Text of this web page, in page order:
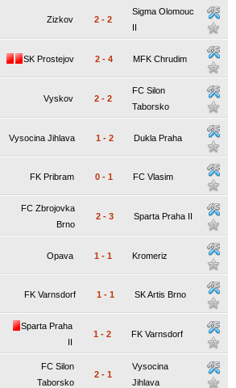
Zizkov 2 - 2
Sigma Olomouc
II
SK Prostejov 2 - 4 MFK Chrudim
Vyskov 2 - 2
FC Silon
Taborsko
Vysocina Jihlava 1 - 2 Dukla Praha
FK Pribram 0 - 1 FC Vlasim
FC Zbrojovka
Brno
2 - 3 Sparta Praha II
Opava 1 - 1 Kromeriz
FK Varnsdorf 1 - 1 SK Artis Brno
Sparta Praha
II
1 - 2 FK Varnsdorf
FC Silon
Taborsko
2 - 1
Vysocina
Jihlava